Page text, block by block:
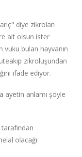
diye zikrolan
ait olsun ister
bulan hayvanın
zikroluşundan
ifade ediyor.
ayetin anlamı şöyle
olacağı